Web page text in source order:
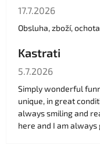
Hodnocení
17.7.2026
Obsluha, zboží, ochota
Kastrati
Hodnocení
5.7.2026
Simply wonderful
unique, in great
always smiling and
here and I am always